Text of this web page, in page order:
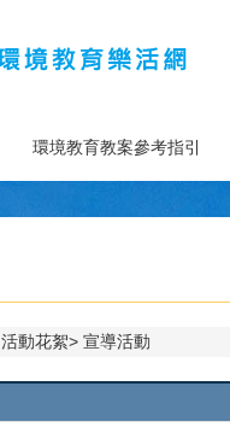
環境教育教案參考指引
活動花絮 宣導活動